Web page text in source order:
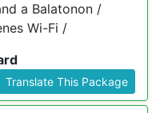
a Balatonon /
Wi-Fi /
Translate This Package